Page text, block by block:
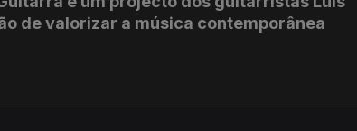
de valorizar a música contemporânea